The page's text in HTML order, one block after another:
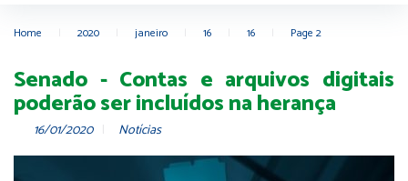
Home 2020 janeiro 16 16 Page 2
Senado - Contas e arquivos digitais
poderão ser incluídos na herança
16/01/2020 Notícias